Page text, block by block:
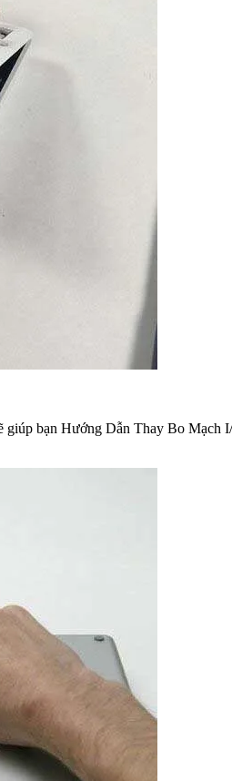
bạn Hướng Dẫn Thay Bo Mạch